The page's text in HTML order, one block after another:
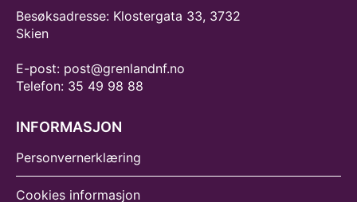
Besøksadresse: Klostergata 33, 3732
Skien
E-post: post@grenlandnf.no
Telefon: 35 49 98 88
INFORMASJON
Personvernerklæring
Cookies informasjon